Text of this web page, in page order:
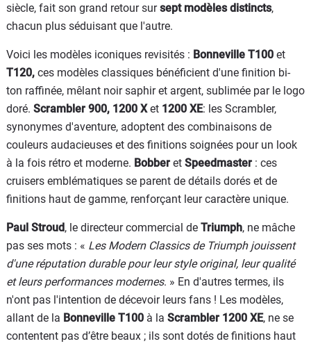
siècle, fait son grand retour sursept modèles distincts,
chacun plus séduisant que l'autre.
Voici les modèles iconiques revisités : Bonneville T100 et
T120, ces modèles classiques bénéficient d'une finition bi-
ton raffinée, mêlant noir saphir et argent, sublimée par le logo
doré. Scrambler 900, 1200 Xet 1200 XE: les Scrambler,
synonymes d'aventure, adoptent des combinaisons de
couleurs audacieuses et des finitions soignées pour un look
à la fois rétro et moderne. Bobber et Speedmaster : ces
cruisers emblématiques se parent de détails dorés et de
finitions haut de gamme, renforçant leur caractère unique.
Paul Stroud, le directeur commercial de Triumph, ne mâche
pas ses mots : « Les Modern Classics de Triumph jouissent
d'une réputation durable pour leur style original, leur qualité
et leurs performances modernes. » En d'autres termes, ils
n'ont pas l'intention de décevoir leurs fans ! Les modèles,
allant de la Bonneville T100 à la Scrambler 1200 XE, ne se
contentent pas d’être beaux ; ils sont dotés de finitions haut